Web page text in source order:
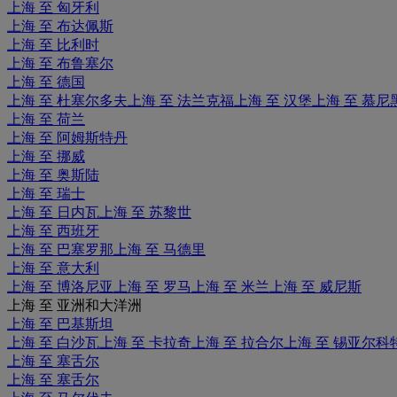
上海 至 匈牙利
上海 至 布达佩斯
上海 至 比利时
上海 至 布鲁塞尔
上海 至 德国
上海 至 杜塞尔多夫 上海 至 法兰克福 上海 至 汉堡 上海 至 慕尼
上海 至 荷兰
上海 至 阿姆斯特丹
上海 至 挪威
上海 至 奥斯陆
上海 至 瑞士
上海 至 日内瓦 上海 至 苏黎世
上海 至 西班牙
上海 至 巴塞罗那 上海 至 马德里
上海 至 意大利
上海 至 博洛尼亚 上海 至 罗马 上海 至 米兰 上海 至 威尼斯
上海 至 亚洲和大洋洲
上海 至 巴基斯坦
上海 至 白沙瓦 上海 至 卡拉奇 上海 至 拉合尔 上海 至 锡亚尔科
上海 至 塞舌尔
上海 至 塞舌尔